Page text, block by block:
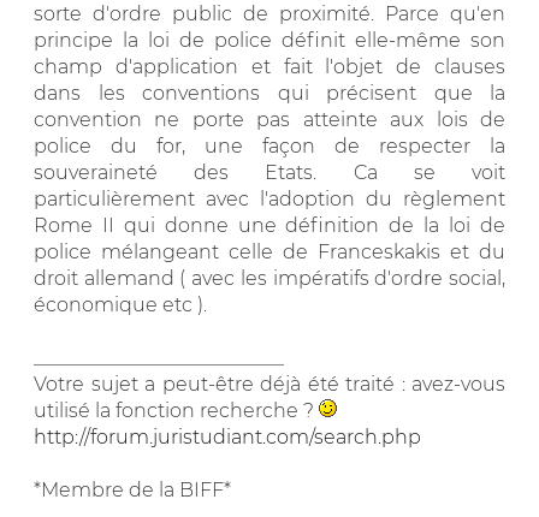
sorte d'ordre public de proximité. Parce qu'en
principe la loi de police définit elle-même son
champ d'application et fait l'objet de clauses
dans les conventions qui précisent que la
convention ne porte pas atteinte aux lois de
police du for, une façon de respecter la
souveraineté des Etats. Ca se voit
particulièrement avec l'adoption du règlement
Rome II qui donne une définition de la loi de
police mélangeant celle de Franceskakis et du
droit allemand ( avec les impératifs d'ordre social,
économique etc ).
Votre sujet a peut-être déjà été traité : avez-vous
utilisé la fonction recherche ?
http://forum.juristudiant.com/search.php
*Membre de la BIFF*